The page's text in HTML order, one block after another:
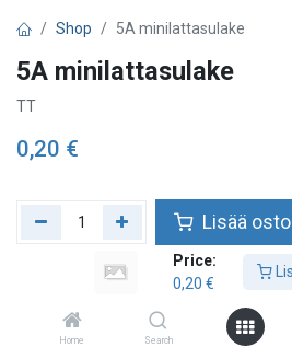
Price:
0,20 €
Home Search
Shop 5A minilattasulake
5A minilattasulake
TT
0,20 €
Lisää
Lisää toivelistalle